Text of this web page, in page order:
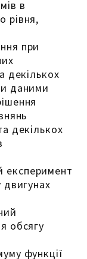
в
рівня,
при
декількох
даними
декількох
двигунах
обсягу
функції